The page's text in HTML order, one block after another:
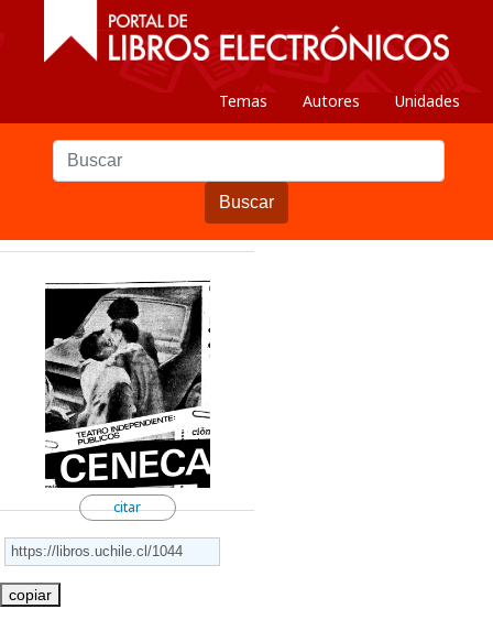
Temas Autores Unidades
Buscar
citar
copiar